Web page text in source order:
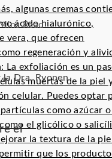
algunas cremas
ácido hialurónico,
vera, que ofrecen
regeneración y
La exfoliación es un
muertas de la piel
celular. Puedes optar
como azúcar o
el glicólico o
la textura de la
que los
Read
la Dra. Ryonen
el